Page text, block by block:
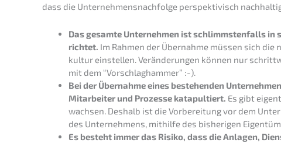
dass die Unternehmens­nachfolge perspek­ti­visch
Das gesam­te Unter­neh­men ist schlimms­ten­falls
rich­tet. Im Rahmen der Übernah­me müssen sich
kul­tur einstel­len. Verän­de­run­gen können nur
mit dem “Vorschlag­ham­mer” :-).
Bei der Übernah­me eines bestehen­den
Mitar­bei­ter und Prozes­se katapul­tiert. Es gibt
wach­sen. Deshalb ist die Vorbe­rei­tung vor dem
des Unter­neh­mens, mithil­fe des bishe­ri­gen
Es besteht immer das Risiko, dass die Anlagen,